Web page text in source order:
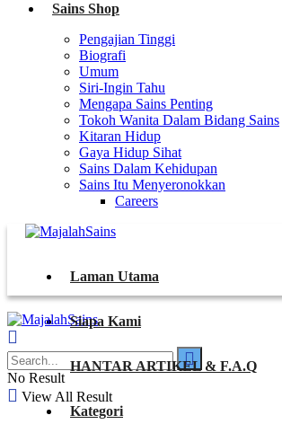
Sains Shop
Pengajian Tinggi
Biografi
Umum
Siri-Ingin Tahu
Mengapa Sains Penting
Tokoh Wanita Dalam Bidang Sains
Kitaran Hidup
Gaya Hidup Sihat
Sains Dalam Kehidupan
Sains Itu Menyeronokkan
Careers
Laman Utama
Siapa Kami
HANTAR ARTIKEL & F.A.Q
Kategori
No Result
View All Result